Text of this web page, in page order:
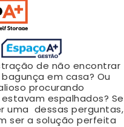
de não encontrar
em casa? Ou
procurando
espalhados? Se
uma dessas perguntas,
ser a solução perfeita